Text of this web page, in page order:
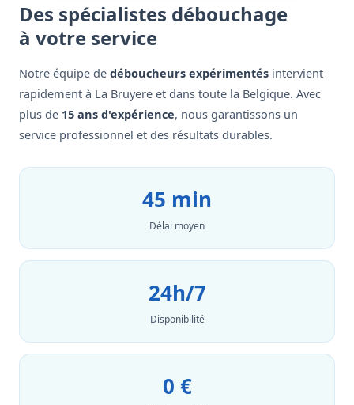
Des spécialistes débouchage
à votre service
Notre équipe de déboucheurs expérimentés intervient
rapidement à La Bruyere et dans toute la Belgique. Avec
plus de 15 ans d'expérience, nous garantissons un
service professionnel et des résultats durables.
45 min
Délai moyen
24h/7
Disponibilité
0 €